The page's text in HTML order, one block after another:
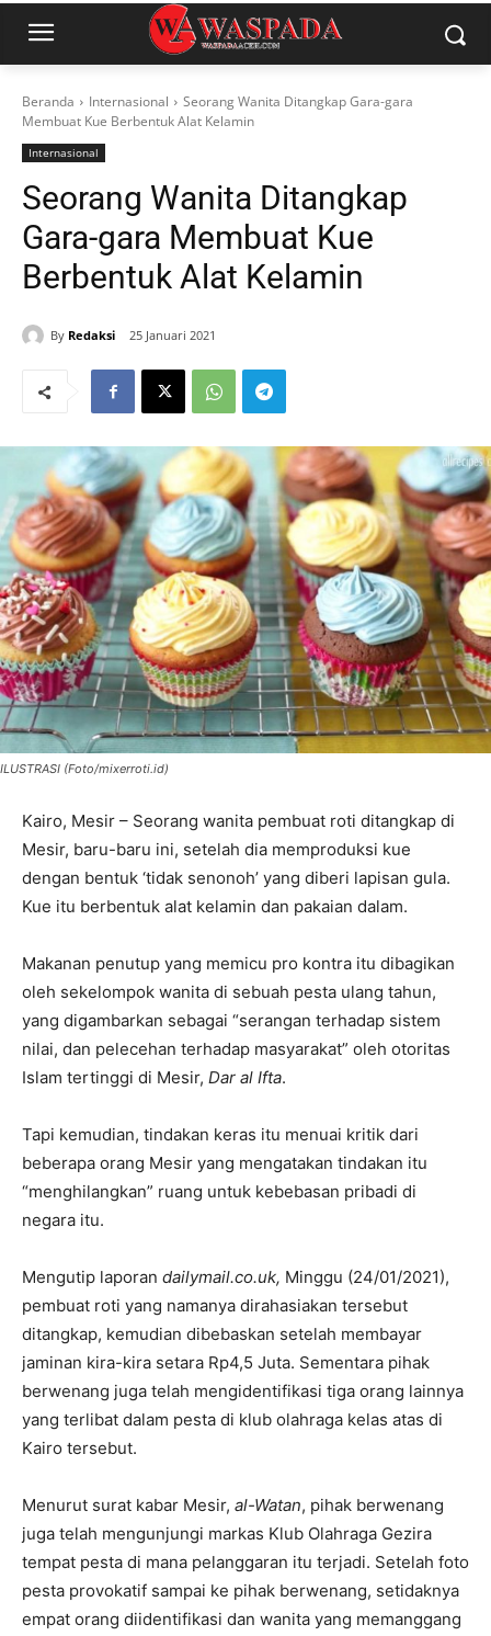
Beranda Internasional
Seorang Wanita Ditangkap Gara-gara
Membuat Kue Berbentuk Alat Kelamin
Internasional
Seorang Wanita Ditangkap
Gara-gara Membuat Kue
Berbentuk Alat Kelamin
By Redaksi 25 Januari 2021
ILUSTRASI (Foto/mixerroti.id)
Kairo, Mesir – Seorang wanita pembuat roti ditangkap di
Mesir, baru-baru ini, setelah dia memproduksi kue
dengan bentuk ‘tidak senonoh’ yang diberi lapisan gula.
Kue itu berbentuk alat kelamin dan pakaian dalam.
Makanan penutup yang memicu pro kontra itu dibagikan
oleh sekelompok wanita di sebuah pesta ulang tahun,
yang digambarkan sebagai “serangan terhadap sistem
nilai, dan pelecehan terhadap masyarakat” oleh otoritas
Islam tertinggi di Mesir, Dar al Ifta.
Tapi kemudian, tindakan keras itu menuai kritik dari
beberapa orang Mesir yang mengatakan tindakan itu
“menghilangkan” ruang untuk kebebasan pribadi di
negara itu.
Mengutip laporan dailymail.co.uk, Minggu (24/01/2021),
pembuat roti yang namanya dirahasiakan tersebut
ditangkap, kemudian dibebaskan setelah membayar
jaminan kira-kira setara Rp4,5 Juta. Sementara pihak
berwenang juga telah mengidentifikasi tiga orang lainnya
yang terlibat dalam pesta di klub olahraga kelas atas di
Kairo tersebut.
Menurut surat kabar Mesir, al-Watan, pihak berwenang
juga telah mengunjungi markas Klub Olahraga Gezira
tempat pesta di mana pelanggaran itu terjadi. Setelah foto
pesta provokatif sampai ke pihak berwenang, setidaknya
empat orang diidentifikasi dan wanita yang memanggang